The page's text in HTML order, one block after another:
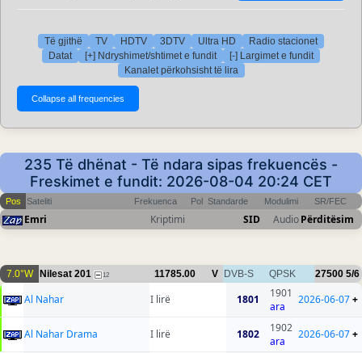
Të gjithë TV HDTV 3DTV Ultra HD
Radio stacionet
Datat
[+] Ndryshimet/shtimet e fundit
[-] Largimet e fundit
Kanalet përkohsisht të lira
235 Të dhënat - Të ndara sipas frekuencës -
Freskimet e fundit: 2026-08-04 20:24 CET
Pos Sateliti Frekuenca Pol Standarde Modulimi SR/FEC
Emri Kriptimi SID AudioPërditësim
7.0°W Nilesat 201 12 11785.00 V DVB-S QPSK 27500 5/6
Al Nahar I lirë 1801
1901
ara
2026-06-07+
Al Nahar Drama I lirë 1802
1902
ara
2026-06-07+